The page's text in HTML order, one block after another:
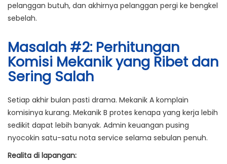
pelanggan butuh, dan akhirnya pelanggan pergi ke bengkel
sebelah.
Masalah #2: Perhitungan
Komisi Mekanik yang Ribet dan
Sering Salah
Setiap akhir bulan pasti drama. Mekanik A komplain
komisinya kurang. Mekanik B protes kenapa yang kerja lebih
sedikit dapat lebih banyak. Admin keuangan pusing
nyocokin satu-satu nota service selama sebulan penuh.
Realita di lapangan: